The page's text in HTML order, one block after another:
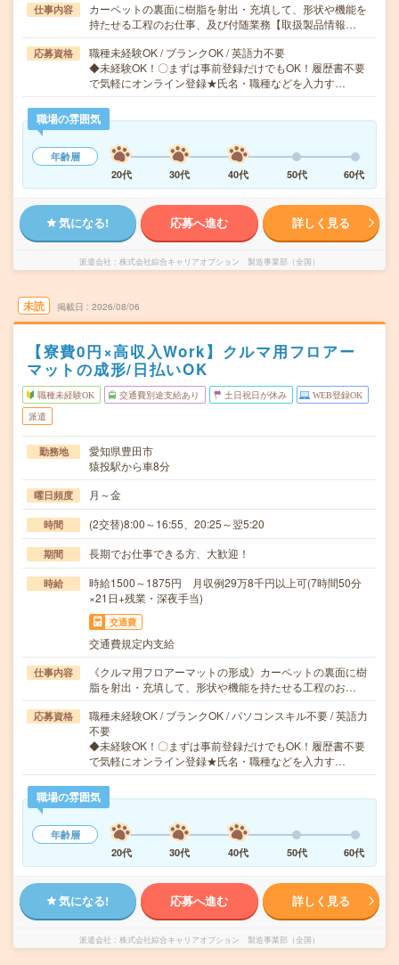
仕事内容
カーペットの裏面に樹脂を射出・充填して、形状や機能を
持たせる工程のお仕事、及び付随業務【取扱製品情報…
応募資格
職種未経験OK / ブランクOK / 英語力不要
◆未経験OK！〇まずは事前登録だけでもOK！履歴書不要
で気軽にオンライン登録★氏名・職種などを入力す…
職場の雰囲気
年齢層
20代
30代 40代 50代 60代
気になる! 応募へ進む 詳しく見る
派遣会社 株式会社綜合キャリアオプション 製造事業部（全国）
未読 掲載日 2026/08/06
【寮費0円×高収入Work】クルマ用フロアー
マットの成形/日払いOK
職種未経験OK 交通費別途支給あり 土日祝日が休み WEB登録OK
派遣
勤務地
愛知県豊田市
猿投駅から車8分
曜日頻度 月～金
時間 (2交替)8:00～16:55、20:25～翌5:20
期間 長期でお仕事できる方、大歓迎！
時給
時給1500～1875円 月収例29万8千円以上可(7時間50分
×21日+残業・深夜手当)
交通費
交通費規定内支給
仕事内容
《クルマ用フロアーマットの形成》カーペットの裏面に樹
脂を射出・充填して、形状や機能を持たせる工程のお…
応募資格
職種未経験OK / ブランクOK / パソコンスキル不要 / 英語力
不要
◆未経験OK！〇まずは事前登録だけでもOK！履歴書不要
で気軽にオンライン登録★氏名・職種などを入力す…
職場の雰囲気
年齢層
20代
30代 40代 50代 60代
気になる! 応募へ進む 詳しく見る
派遣会社 株式会社綜合キャリアオプション 製造事業部（全国）